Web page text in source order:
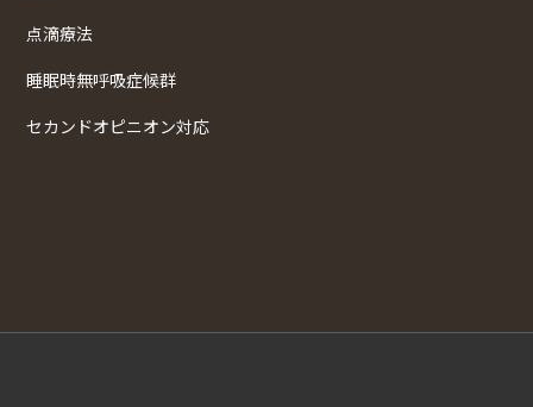
点滴療法
睡眠時無呼吸症候群
セカンドオピニオン対応